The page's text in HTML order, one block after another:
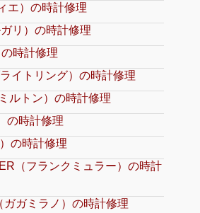
エ）の時計修理
リ）の時計修理
時計修理
イトリング）の時計修理
ルトン）の時計修理
の時計修理
の時計修理
（フランクミュラー）の時計
ガガミラノ）の時計修理